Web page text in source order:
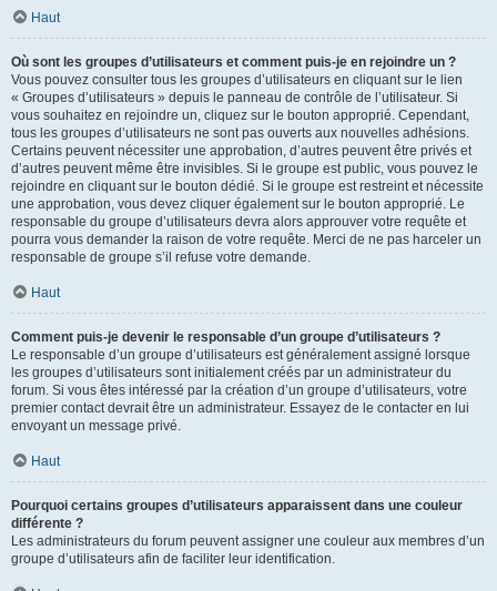
Haut
Où sont les groupes d’utilisateurs et comment puis-je en rejoindre un ?
Vous pouvez consulter tous les groupes d’utilisateurs en cliquant sur le lien
« Groupes d’utilisateurs » depuis le panneau de contrôle de l’utilisateur. Si
vous souhaitez en rejoindre un, cliquez sur le bouton approprié. Cependant,
tous les groupes d’utilisateurs ne sont pas ouverts aux nouvelles adhésions.
Certains peuvent nécessiter une approbation, d’autres peuvent être privés et
d’autres peuvent même être invisibles. Si le groupe est public, vous pouvez le
rejoindre en cliquant sur le bouton dédié. Si le groupe est restreint et nécessite
une approbation, vous devez cliquer également sur le bouton approprié. Le
responsable du groupe d’utilisateurs devra alors approuver votre requête et
pourra vous demander la raison de votre requête. Merci de ne pas harceler un
responsable de groupe s’il refuse votre demande.
Haut
Comment puis-je devenir le responsable d’un groupe d’utilisateurs ?
Le responsable d’un groupe d’utilisateurs est généralement assigné lorsque
les groupes d’utilisateurs sont initialement créés par un administrateur du
forum. Si vous êtes intéressé par la création d’un groupe d’utilisateurs, votre
premier contact devrait être un administrateur. Essayez de le contacter en lui
envoyant un message privé.
Haut
Pourquoi certains groupes d’utilisateurs apparaissent dans une couleur
différente ?
Les administrateurs du forum peuvent assigner une couleur aux membres d’un
groupe d’utilisateurs afin de faciliter leur identification.